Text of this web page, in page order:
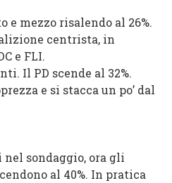
e mezzo risalendo al 26%.
centrista, in
e FLI.
Il PD scende al 32%.
e si stacca un po’ dal
sondaggio, ora gli
al 40%. In pratica